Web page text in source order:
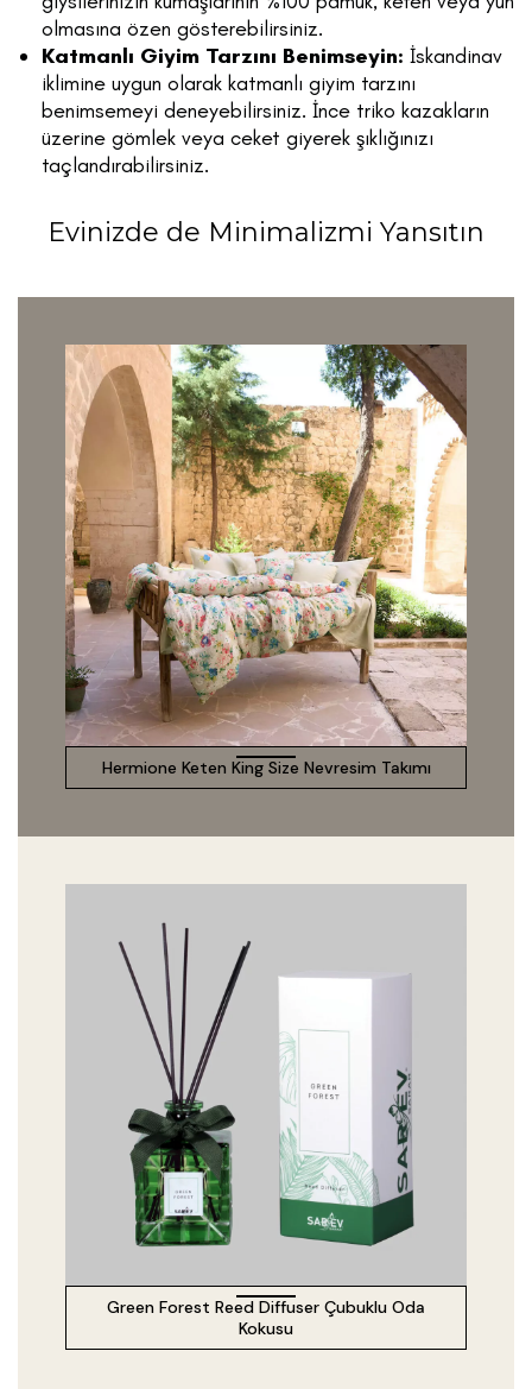
olmasına özen gösterebilirsiniz.
Katmanlı Giyim Tarzını Benimseyin: İskandinav
iklimine uygun olarak katmanlı giyim tarzını
benimsemeyi deneyebilirsiniz. İnce triko kazakların
üzerine gömlek veya ceket giyerek şıklığınızı
taçlandırabilirsiniz.
Evinizde de Minimalizmi Yansıtın
Hermione Keten King Size Nevresim Takımı
Green Forest Reed Diffuser Çubuklu Oda
Kokusu